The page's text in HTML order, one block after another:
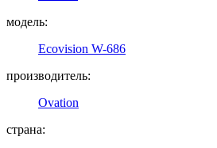
модель:
Ecovision W-686
производитель:
Ovation
страна: